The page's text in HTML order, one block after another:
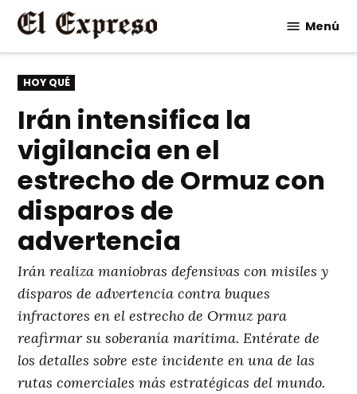
Saltar
contenido
Menú
PUBLICADO
EN
HOY QUÉ
Irán intensifica la
vigilancia en el
estrecho de Ormuz con
disparos de
advertencia
Irán realiza maniobras defensivas con misiles y
disparos de advertencia contra buques
infractores en el estrecho de Ormuz para
reafirmar su soberanía marítima. Entérate de
los detalles sobre este incidente en una de las
rutas comerciales más estratégicas del mundo.